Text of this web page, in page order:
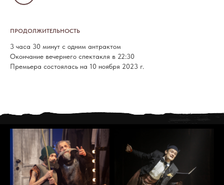
ПРОДОЛЖИТЕЛЬНОСТЬ
3 часа 30 минут с одним антрактом
Окончание вечернего спектакля в 22:30
Премьера состоялась на 10 ноября 2023 г.